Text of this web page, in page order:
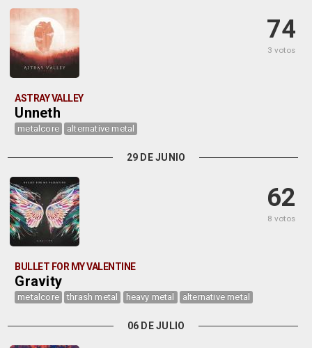
74
3 votos
ASTRAY VALLEY
Unneth
metalcore alternative metal
29 DE JUNIO
62
8 votos
BULLET FOR MY VALENTINE
Gravity
metalcore thrash metal heavy metal alternative metal
06 DE JULIO